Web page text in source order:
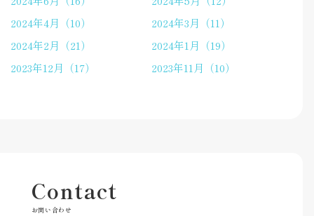
2024年4月（10）
2024年3月（11）
2024年2月（21）
2024年1月（19）
2023年12月（17）
2023年11月（10）
Contact
お問い合わせ